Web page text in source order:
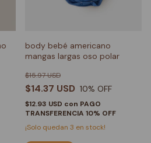
body bebé americano
mangas largas oso polar
$14.37 USD
$15.97 USD
10% OFF
$12.93 USD con PAGO
TRANSFERENCIA 10% OFF
¡Solo quedan 3 en stock!